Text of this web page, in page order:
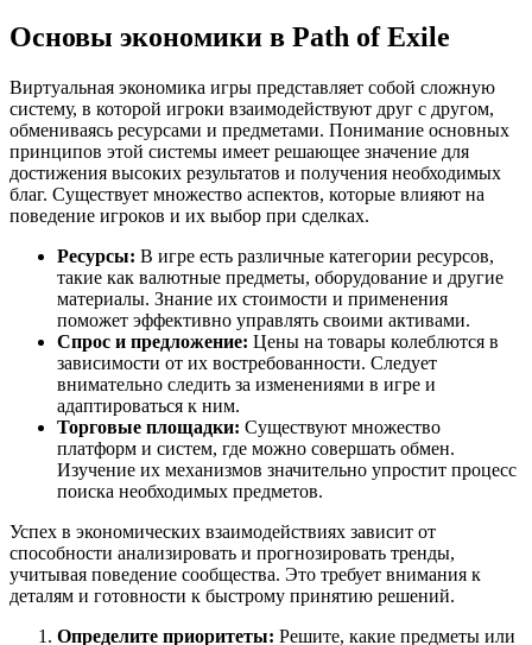
Основы экономики в Path of Exile
Виртуальная экономика игры представляет собой сложную
систему, в которой игроки взаимодействуют друг с другом,
обмениваясь ресурсами и предметами. Понимание основных
принципов этой системы имеет решающее значение для
достижения высоких результатов и получения необходимых
благ. Существует множество аспектов, которые влияют на
поведение игроков и их выбор при сделках.
Ресурсы: В игре есть различные категории ресурсов,
такие как валютные предметы, оборудование и другие
материалы. Знание их стоимости и применения
поможет эффективно управлять своими активами.
Спрос и предложение: Цены на товары колеблются в
зависимости от их востребованности. Следует
внимательно следить за изменениями в игре и
адаптироваться к ним.
Торговые площадки: Существуют множество
платформ и систем, где можно совершать обмен.
Изучение их механизмов значительно упростит процесс
поиска необходимых предметов.
Успех в экономических взаимодействиях зависит от
способности анализировать и прогнозировать тренды,
учитывая поведение сообщества. Это требует внимания к
деталям и готовности к быстрому принятию решений.
Определите приоритеты: Решите, какие предметы или